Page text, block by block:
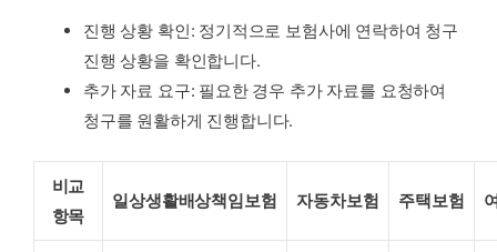
진행 상황 확인: 정기적으로 보험사에 연락하여 청구
진행 상황을 확인합니다.
추가 자료 요구: 필요한 경우 추가 자료를 요청하여
청구를 원활하게 진행합니다.
비교
항목
일상생활배상책임보험 자동차보험 주택보험